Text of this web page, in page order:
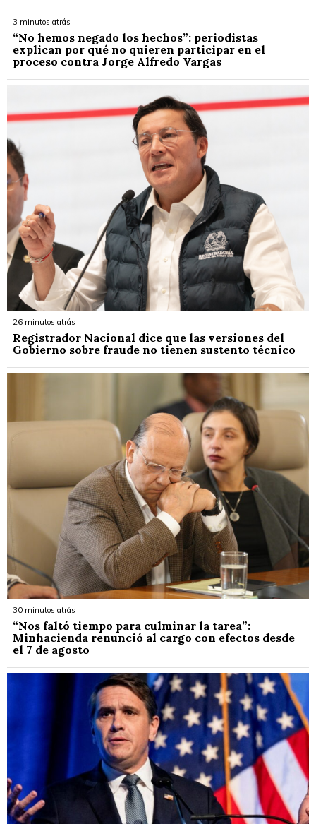
3 minutos atrás
“No hemos negado los hechos”: periodistas
explican por qué no quieren participar en el
proceso contra Jorge Alfredo Vargas
26 minutos atrás
Registrador Nacional dice que las versiones del
Gobierno sobre fraude no tienen sustento técnico
30 minutos atrás
“Nos faltó tiempo para culminar la tarea”:
Minhacienda renunció al cargo con efectos desde
el 7 de agosto